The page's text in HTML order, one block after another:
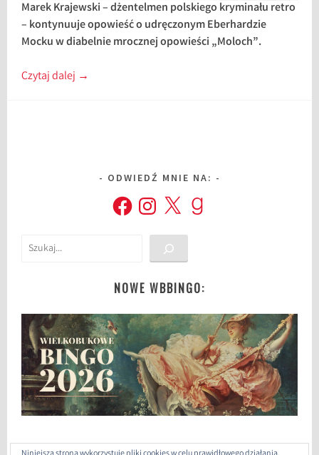
Marek Krajewski – dżentelmen polskiego kryminału retro
– kontynuuje opowieść o udręczonym Eberhardzie
Mocku w diabelnie mrocznej opowieści „Moloch”.
Czytaj dalej →
ODWIEDŹ MNIE NA:
FacebookInstagram
X Goodreads
Szukaj
NOWE WBBINGO: